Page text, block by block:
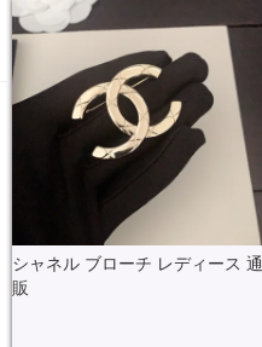
シャネル ブローチ レディース 通
販